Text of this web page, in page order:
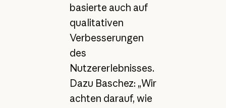
basierte auch auf
qualitativen
Verbesserungen
des
Nutzererlebnisses.
Dazu Baschez: „Wir
achten darauf, wie